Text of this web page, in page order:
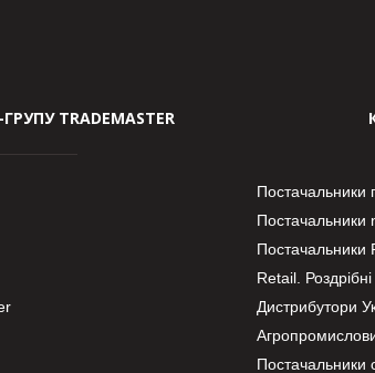
TRADEMASTER
Постачальники
Постачальники
Постачальники
Retail.
Дистрибутори
Постачальники